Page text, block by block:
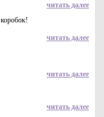
Люкс".
белый.
Купить
читать далее
читать далее
читать далее
читать далее